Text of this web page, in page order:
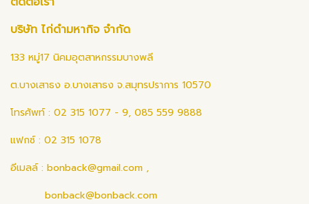
บริษัท ไก่ดำมหากิจ จำกัด
133 หมู่17 นิคมอุตสาหกรรมบางพลี
ต.บางเสาธง อ.บางเสาธง จ.สมุทรปราการ 10570
โทรศัพท์ : 02 315 1077 - 9, 085 559 9888
แฟกซ์ : 02 315 1078
อีเมลล์ : bonback@gmail.com ,
bonback@bonback.com